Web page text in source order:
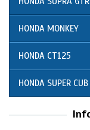
HONDA MONKEY
HONDA CT125
HONDA SUPER